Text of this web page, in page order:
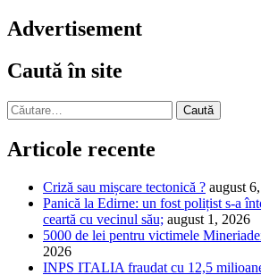
Advertisement
Caută în site
Caută
după:
Articole recente
Criză sau mișcare tectonică ? august
Panică la Edirne: un fost polițist s-a
ceartă cu vecinul său; august 1, 2026
5000 de lei pentru victimele
2026
INPS ITALIA fraudat cu 12,5